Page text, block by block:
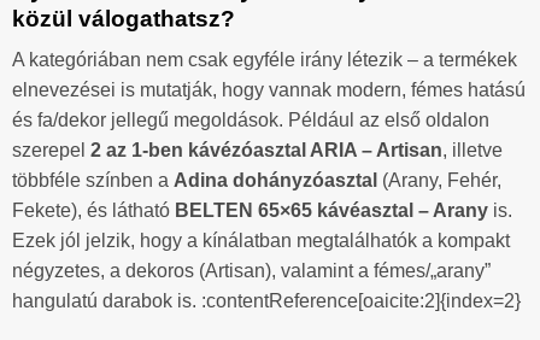
közül válogathatsz?
A kategóriában nem csak egyféle irány létezik – a termékek
elnevezései is mutatják, hogy vannak modern, fémes hatású
és fa/dekor jellegű megoldások. Például az első oldalon
szerepel 2 az 1-ben kávézóasztal ARIA – Artisan, illetve
többféle színben a Adina dohányzóasztal (Arany, Fehér,
Fekete), és látható BELTEN 65×65 kávéasztal – Arany is.
Ezek jól jelzik, hogy a kínálatban megtalálhatók a kompakt
négyzetes, a dekoros (Artisan), valamint a fémes/„arany”
hangulatú darabok is. :contentReference[oaicite:2]{index=2}